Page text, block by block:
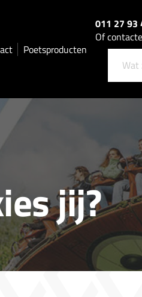
Poetsproducten
011 27 93
Of
jij?